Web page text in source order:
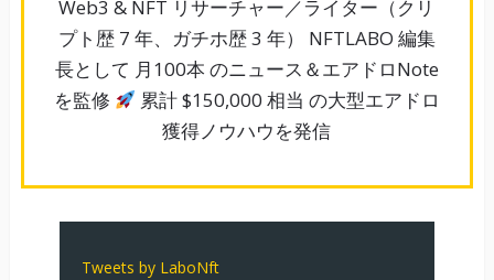
Web3 & NFT リサーチャー／ライター（クリ
プト歴 7 年、ガチホ歴 3 年） NFTLABO 編集
長として 月100本 のニュース＆エアドロNote
を監修
累計 $150,000 相当 の大型エアドロ
獲得ノウハウを発信
Tweets by LaboNft